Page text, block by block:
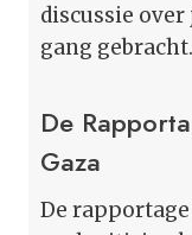
discussie
gang gebracht.
De
Gaza
De rapportage